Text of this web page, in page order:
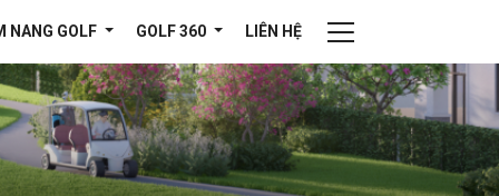
NANG GOLF GOLF 360 LIÊN HỆ